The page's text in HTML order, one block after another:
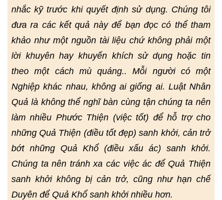
nhắc kỹ trước khi quyết định sử dụng. Chúng tôi
đưa ra các kết quả này để bạn đọc có thể tham
khảo như một nguồn tài liệu chứ không phải một
lời khuyên hay khuyến khích sử dụng hoặc tin
theo một cách mù quáng.. Mỗi người có một
Nghiệp khác nhau, không ai giống ai. Luật Nhân
Quả là không thể nghĩ bàn cùng tận chúng ta nên
làm nhiều Phước Thiện (việc tốt) để hỗ trợ cho
những Quả Thiện (điều tốt đẹp) sanh khởi, cản trở
bớt những Quả Khổ (điều xấu ác) sanh khởi.
Chúng ta nên tránh xa các việc ác để Quả Thiện
sanh khởi không bị cản trở, cũng như hạn chế
Duyên để Quả Khổ sanh khởi nhiều hơn.